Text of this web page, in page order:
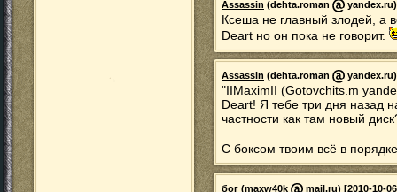
Assassin (dehta.roman
Ксеша не главный злодей, а
Deart но он пока не говорит.
Assassin (dehta.roman
"IIMaximII (Gotovchits.m
Deart! Я тебе три дня назад
частности как там новый
С боксом твоим всё в
бог (maxw40k mail.ru) [2010-10-